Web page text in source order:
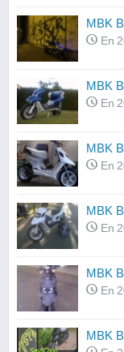
MBK
En
MBK
En
MBK
En
MBK
En
MBK
En
MBK